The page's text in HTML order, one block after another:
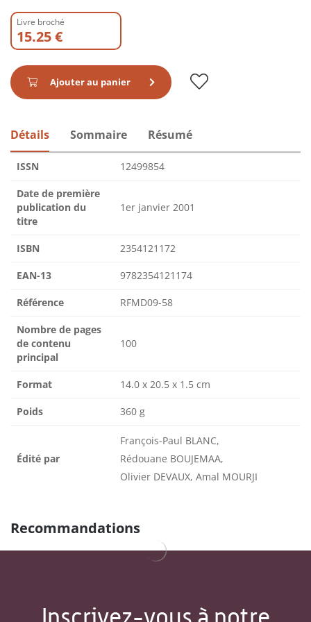
Livre broché
15.25 €
Ajouter au panier
Détails Sommaire Résumé
ISSN 12499854
Date de première
publication du
titre
1er janvier 2001
ISBN 2354121172
EAN-13 9782354121174
Référence RFMD09-58
Nombre de pages
de contenu
principal
100
Format 14.0 x 20.5 x 1.5 cm
Poids 360 g
Édité par
François-Paul BLANC,
Rédouane BOUJEMAA,
Olivier DEVAUX, Amal MOURJI
Recommandations